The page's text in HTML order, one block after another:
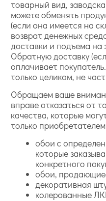
товарный вид,
можете обменять
(если она имеется на
возврат денежных
доставки и подъема на
Обратную доставку
оплачивает
только целиком, не
Обращаем ваше
вправе отказаться от
качества, которые
только
обои с
которые
конкретного
обои,
декоративная
колерованные